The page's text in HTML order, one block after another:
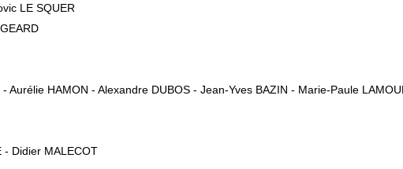
LE SQUER
Aurélie HAMON - Alexandre DUBOS - Jean-Yves BAZIN - Marie-Paule
- Didier MALECOT